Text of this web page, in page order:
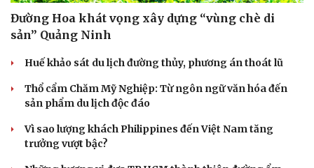
Sân khấu - Điện ảnh
Văn học
Âm nhạc
Di sản
Nghệ sĩ
Thời trang
Đường Hoa khát vọng xây dựng “vùng chè di
sản” Quảng Ninh
Huế khảo sát du lịch đường thủy, phương án thoát lũ
Thổ cẩm Chăm Mỹ Nghiệp: Từ ngôn ngữ văn hóa đến
sản phẩm du lịch độc đáo
Vì sao lượng khách Philippines đến Việt Nam tăng
trưởng vượt bậc?